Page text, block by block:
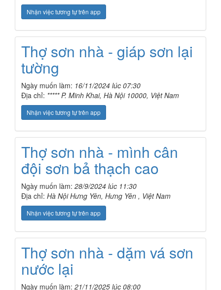
Nhận việc tương tự trên app
Thợ sơn nhà - giáp sơn lại
tường
Ngày muốn làm: 16/11/2024 lúc 07:30
Địa chỉ: ***** P. Minh Khai, Hà Nội 10000, Việt Nam
Nhận việc tương tự trên app
Thợ sơn nhà - mình cân
đội sơn bả thạch cao
Ngày muốn làm: 28/9/2024 lúc 11:30
Địa chỉ: Hà Nội Hưng Yên, Hưng Yên , Việt Nam
Nhận việc tương tự trên app
Thợ sơn nhà - dặm vá sơn
nước lại
Ngày muốn làm: 21/11/2025 lúc 08:00